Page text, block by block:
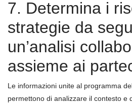
7. Determina i
strategie da
un’analisi
assieme ai
Le informazioni unite al programma
permettono di analizzare il contesto e